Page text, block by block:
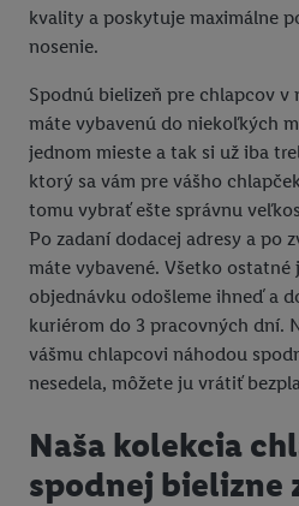
kvality a poskytuje maximálne
nosenie.
Spodnú bielizeň pre chlapcov v
máte vybavenú do niekoľkých
jednom mieste a tak si už iba
ktorý sa vám pre vášho
tomu vybrať ešte správnu
Po zadaní dodacej adresy a po
máte vybavené. Všetko ostatné
objednávku odošleme ihneď a
kuriérom do 3 pracovných dní.
vášmu chlapcovi náhodou
nesedela, môžete ju vrátiť
Naša kolekcia
spodnej bielizne